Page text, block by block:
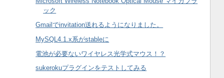
ック
Gmailでinvitation送れるようになりました。
MySQL4.1.x系がstableに
電池が必要ないワイヤレス光学式マウス！？
sukerokuプラグインをテストしてみる